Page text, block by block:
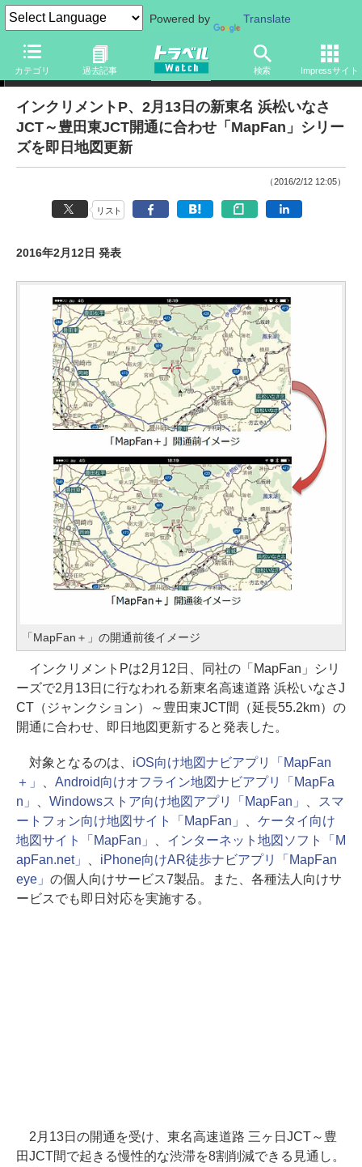
Powered by Translate
カテゴリ 過去記事 検索 Impressサイト
ニュース
インクリメントP、2月13日の新東名 浜松いなさ
JCT～豊田東JCT開通に合わせ「MapFan」シリー
ズを即日地図更新
（2016/2/12 12:05）
リスト
2016年2月12日 発表
「MapFan＋」の開通前後イメージ
インクリメントPは2月12日、同社の「MapFan」シリ
ーズで2月13日に行なわれる新東名高速道路 浜松いなさJ
CT（ジャンクション）～豊田東JCT間（延長55.2km）の
開通に合わせ、即日地図更新すると発表した。
対象となるのは、 iOS向け地図ナビアプリ「MapFan
＋」
Android向けオフライン地図ナビアプリ「MapFa
n」
Windowsストア向け地図アプリ「MapFan」
スマ
ートフォン向け地図サイト「MapFan」
ケータイ向け
地図サイト「MapFan」
インターネット地図ソフト「M
apFan.net」
iPhone向けAR徒歩ナビアプリ「MapFan
eye」 の個人向けサービス7製品。また、各種法人向けサ
ービスでも即日対応を実施する。
2月13日の開通を受け、東名高速道路 三ヶ日JCT～豊
田JCT間で起きる慢性的な渋滞を8割削減できる見通し。